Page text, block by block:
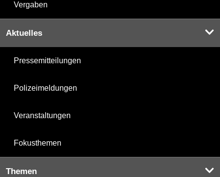
Vergaben
Aktuelles
Pressemitteilungen
Polizeimeldungen
Veranstaltungen
Fokusthemen
Themen